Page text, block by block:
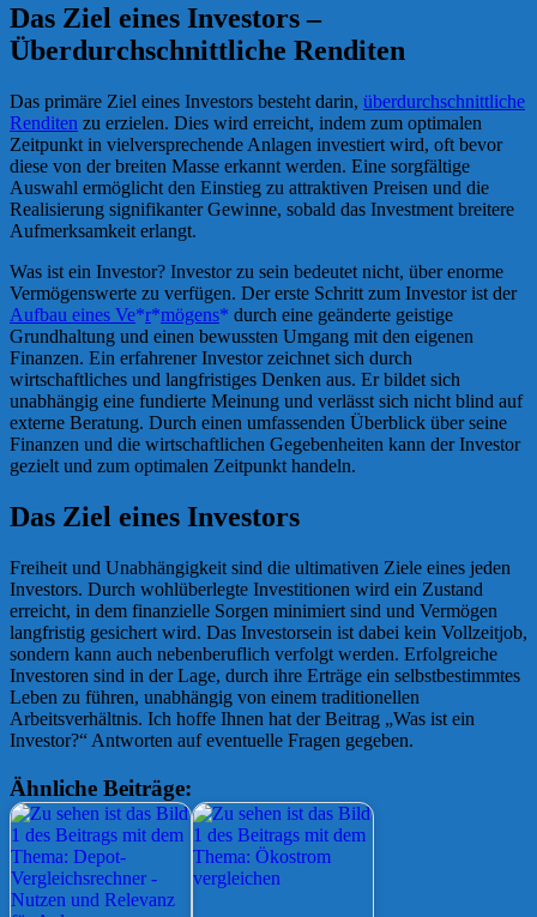
Das Ziel eines Investors –
Überdurchschnittliche Renditen
Das primäre Ziel eines Investors besteht darin, überdurchschnittliche
Renditen zu erzielen. Dies wird erreicht, indem zum optimalen
Zeitpunkt in vielversprechende Anlagen investiert wird, oft bevor
diese von der breiten Masse erkannt werden. Eine sorgfältige
Auswahl ermöglicht den Einstieg zu attraktiven Preisen und die
Realisierung signifikanter Gewinne, sobald das Investment breitere
Aufmerksamkeit erlangt.
Was ist ein Investor? Investor zu sein bedeutet nicht, über enorme
Vermögenswerte zu verfügen. Der erste Schritt zum Investor ist der
Aufbau eines Ve r mögens
durch eine geänderte geistige
Grundhaltung und einen bewussten Umgang mit den eigenen
Finanzen. Ein erfahrener Investor zeichnet sich durch
wirtschaftliches und langfristiges Denken aus. Er bildet sich
unabhängig eine fundierte Meinung und verlässt sich nicht blind auf
externe Beratung. Durch einen umfassenden Überblick über seine
Finanzen und die wirtschaftlichen Gegebenheiten kann der Investor
gezielt und zum optimalen Zeitpunkt handeln.
Das Ziel eines Investors
Freiheit und Unabhängigkeit sind die ultimativen Ziele eines jeden
Investors. Durch wohlüberlegte Investitionen wird ein Zustand
erreicht, in dem finanzielle Sorgen minimiert sind und Vermögen
langfristig gesichert wird. Das Investorsein ist dabei kein Vollzeitjob,
sondern kann auch nebenberuflich verfolgt werden. Erfolgreiche
Investoren sind in der Lage, durch ihre Erträge ein selbstbestimmtes
Leben zu führen, unabhängig von einem traditionellen
Arbeitsverhältnis. Ich hoffe Ihnen hat der Beitrag „Was ist ein
Investor?“ Antworten auf eventuelle Fragen gegeben.
Ähnliche Beiträge: